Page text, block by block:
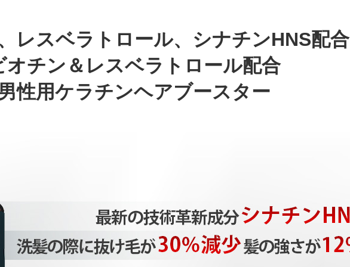
レスベラトロール、シナチンHNS配合
オチン＆レスベラトロール配合
性用ケラチンヘアブースター